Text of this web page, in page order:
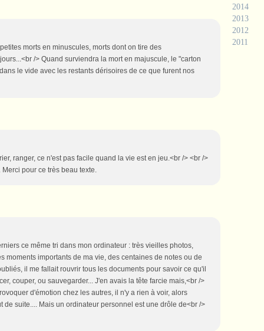
morts en minuscules, morts dont on tire des
/> Quand surviendra la mort en majuscule, le "carton
le vide avec les restants dérisoires de ce que furent nos
ranger, ce n'est pas facile quand la vie est en jeu.<br /> <br />
pour ce très beau texte.
ce même tri dans mon ordinateur : très vieilles photos,
moments importants de ma vie, des centaines de notes ou de
il me fallait rouvrir tous les documents pour savoir ce qu'il
couper, ou sauvegarder... J'en avais la tête farcie mais,<br />
d'émotion chez les autres, il n'y a rien à voir, alors
de suite.... Mais un ordinateur personnel est une drôle de<br />
2014
2013
2012
2011